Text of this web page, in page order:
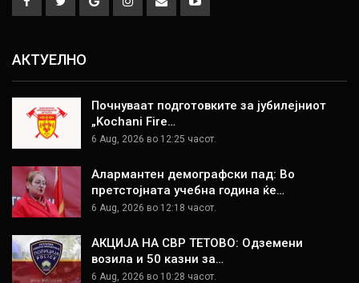
АКТУЕЛНО
Почнуваат подготовките за јубилејниот
„Kochani Fire…
6 Aug, 2026 во 12:25 часот.
Алармантен демографски пад: Во
претстојната учебна година ќе…
6 Aug, 2026 во 12:18 часот.
АКЦИЈА НА СВР ТЕТОВО: Одземени
возила и 50 казни за…
6 Aug, 2026 во 10:28 часот.